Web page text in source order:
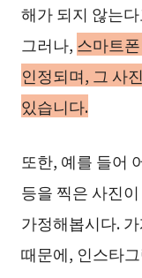
해가 되지 않는
그러나, 스마트
인정되며, 그 사
있습니다.
또한, 예를 들어
등을 찍은 사진
가정해봅시다.
때문에, 인스타